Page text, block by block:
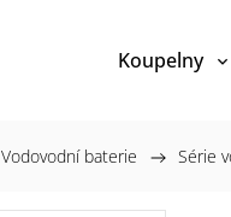
Koupelny
Vodovodní baterie / Série